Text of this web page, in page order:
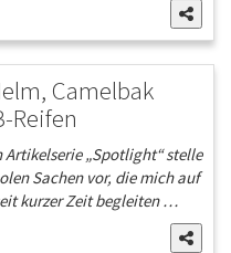
Camelbak
Reifen
„Spotlight“ stelle
Sachen vor, die mich auf
kurzer Zeit begleiten …